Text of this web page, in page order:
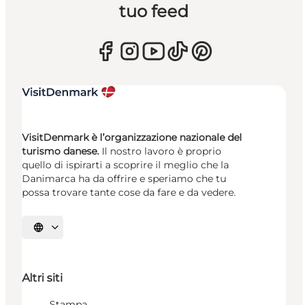
tuo feed
VisitDenmark è l’organizzazione nazionale del
turismo danese. Il nostro lavoro è proprio
quello di ispirarti a scoprire il meglio che la
Danimarca ha da offrire e speriamo che tu
possa trovare tante cose da fare e da vedere.
Seleziona la lingua
Altri siti